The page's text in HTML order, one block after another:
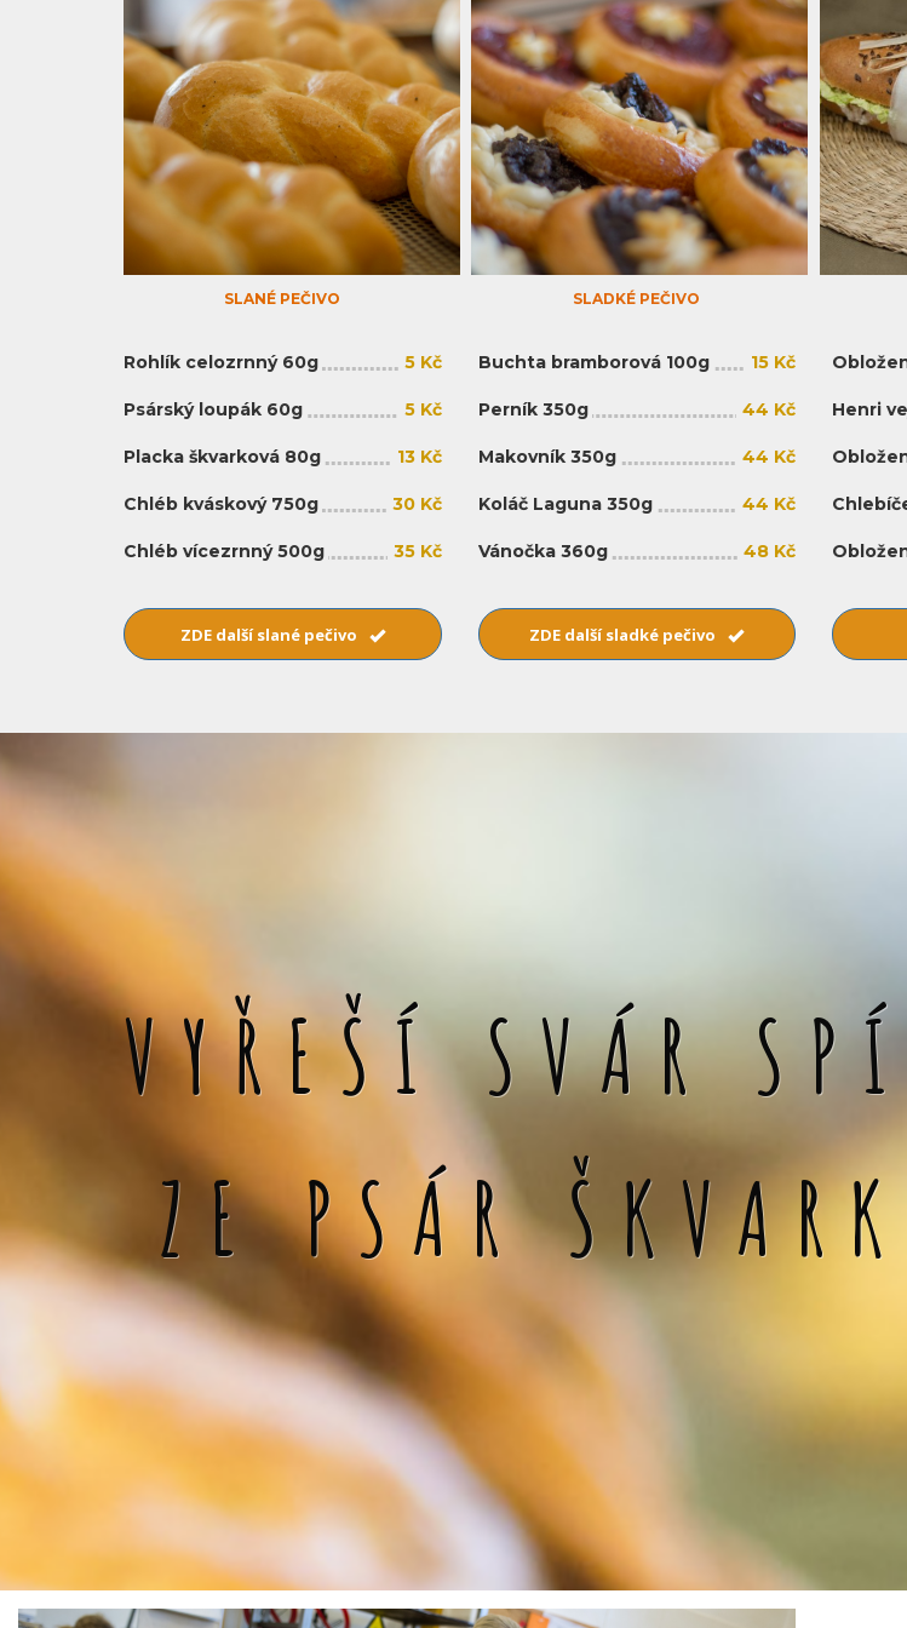
SLANÉ PEČIVO
Rohlík celozrnný 60g 5 Kč
Psárský loupák 60g 5 Kč
Placka škvarková 80g 13 Kč
Chléb kváskový 750g 30 Kč
Chléb vícezrnný 500g 35 Kč
ZDE další slané pečivo
SLADKÉ PEČIVO
Buchta bramborová 100g 15 Kč
Perník 350g 44 Kč
Makovník 350g 44 Kč
Koláč Laguna 350g 44 Kč
Vánočka 360g 48 Kč
ZDE další sladké pečivo
Henri
VYŘEŠÍ SVÁR
ZE PSÁR